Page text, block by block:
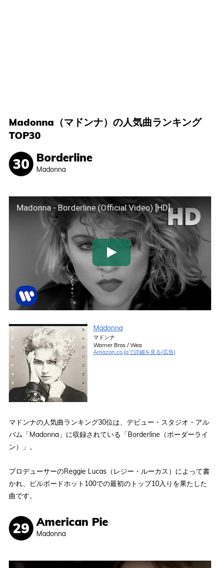
Madonna（マドンナ）の人気曲ランキング
TOP30
Borderline
Madonna
Madonna - Borderline (Official Video) [HD]
Madonna
マドンナ
Warner Bros / Wea
Amazon.co.jpで詳細を見る(広告)
マドンナの人気曲ランキング30位は、デビュー・スタジオ・アル
バム「Madonna」に収録されている「Borderline（ボーダーライ
ン）」。
プロデューサーのReggie Lucas（レジー・ルーカス）によって書
かれ、ビルボードホット100での最初のトップ10入りを果たした
曲です。
American Pie
Madonna